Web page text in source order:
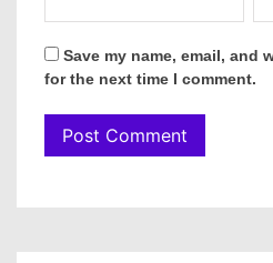
Save my name, email, and
for the next time I comment.